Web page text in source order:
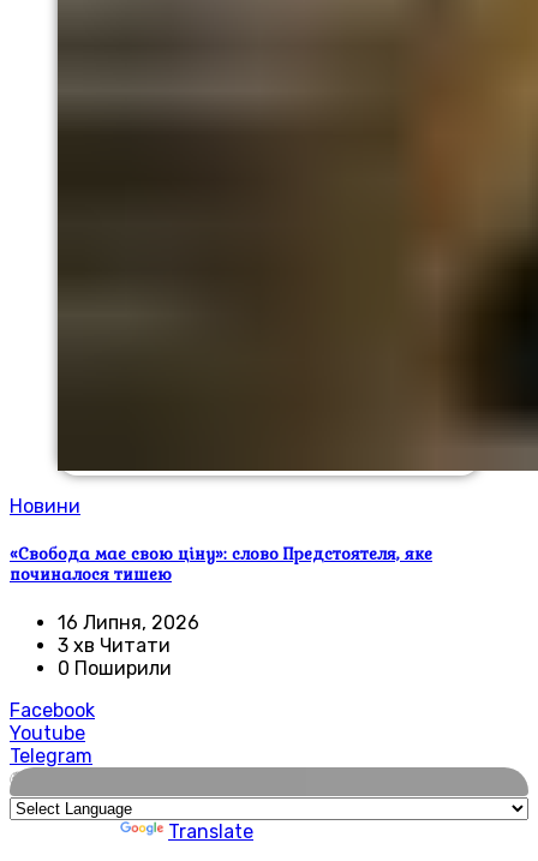
Новини
«Свобода має свою ціну»: слово Предстоятеля, яке
починалося тишею
16 Липня, 2026
3 хв Читати
0 Поширили
Facebook
Youtube
Telegram
🌍
Translate